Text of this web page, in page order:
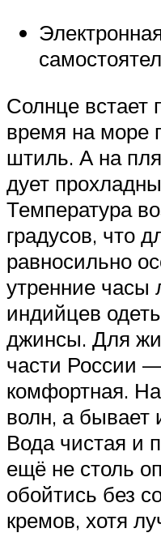
Солнце встает
время на море
штиль. А на
дует
Температура
градусов, что
равносильно
утренние часы
индийцев
джинсы. Для
части России
комфортная.
волн, а
Вода чистая и
ещё не столь
обойтись без
кремов, хотя